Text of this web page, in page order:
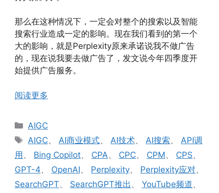
那么在这种情况下，一定会对整个的搜索以及智能
搜索行业造成一定的影响。现在我们看到的第一个
大的影响，就是Perplexity原来承诺说我不做广告
的，现在说我要去做广告了，发文说今年四季度开
始提供广告服务。
阅读更多
分
类
AIGC
标
签
AIGC、 AI商业模式、 AI技术、 AI搜索、 API调
用 、 Bing Copilot、 CPA、 CPC、 CPM、 CPS、
GPT-4、 OpenAI、 Perplexity、 Perplexity应对、
SearchGPT、 SearchGPT推出 、 YouTube频道、